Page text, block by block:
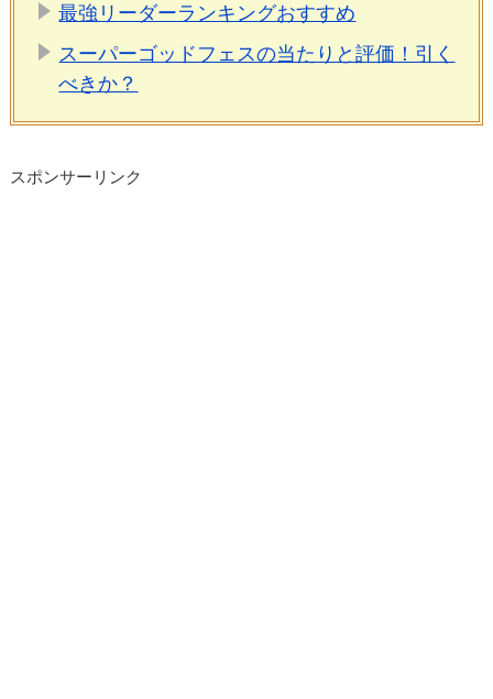
最強リーダーランキングおすすめ
スーパーゴッドフェスの当たりと評価！引く
べきか？
スポンサーリンク